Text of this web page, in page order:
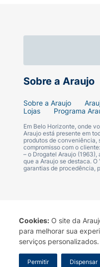
Cookies: O site da
para melhorar sua
serviços personalizados.
Permitir Dispensar
Sobre a Araujo
Sobre a Araujo
Lojas
Programa
Em Belo Horizonte, onde
Araujo está presente em
produtos de conveniência,
compromisso com o
– o Drogatel Araujo
que a Araujo se destaca.
garantias de procedência,
Termo de Uso Portal
A Drogaria Araujo S/A
marca. Para sua
Araujo S.A. Em caso de